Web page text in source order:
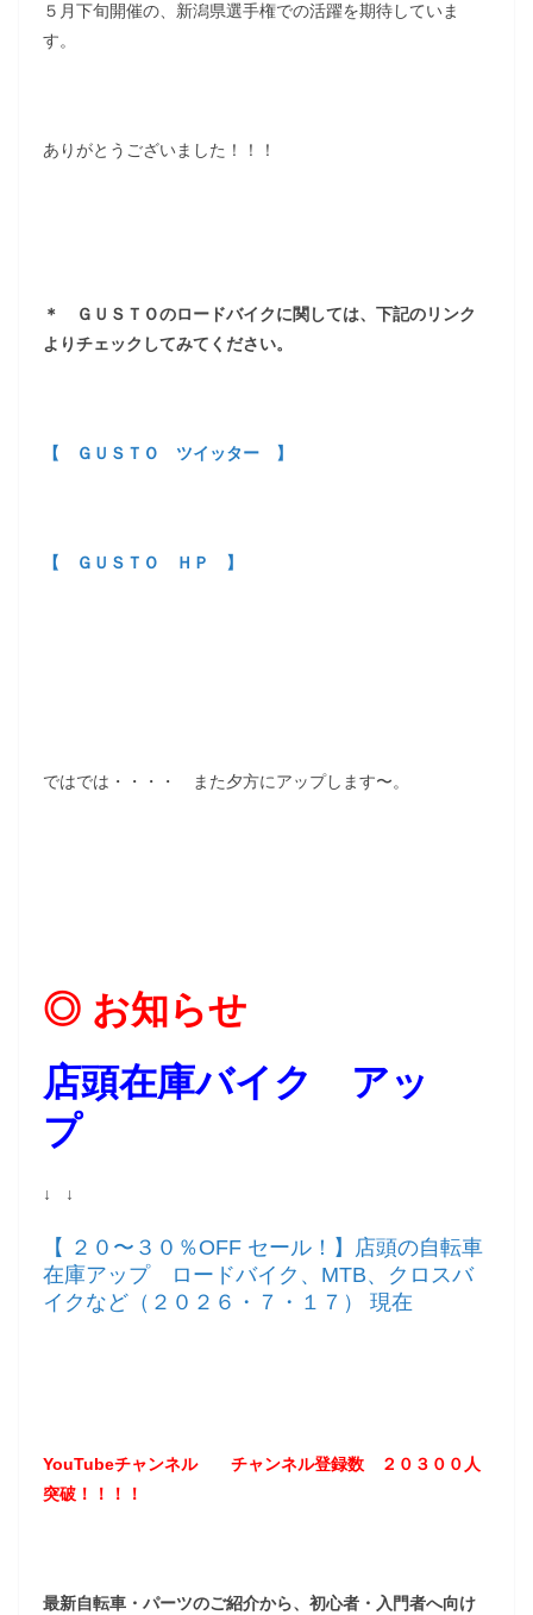
５月下旬開催の、新潟県選手権での活躍を期待していま
す。
ありがとうございました！！！
＊ ＧＵＳＴＯのロードバイクに関しては、下記のリンク
よりチェックしてみてください。
【 ＧＵＳＴＯ ツイッター 】
【 ＧＵＳＴＯ ＨＰ 】
ではでは・・・・ また夕方にアップします〜。
◎ お知らせ
店頭在庫バイク アッ
プ
↓ ↓
【 ２０〜３０％OFF セール！】店頭の自転車
在庫アップ ロードバイク、MTB、クロスバ
イクなど（２０２６・７・１７） 現在
YouTubeチャンネル チャンネル登録数 ２０３ ００ 人
突破！！！！
最新自転車・パーツのご紹介から、初心者・入門者へ向け